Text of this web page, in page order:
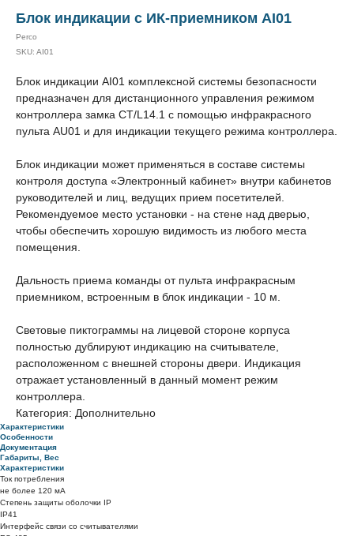
Блок индикации с ИК-приемником AI01
Perco
SKU: AI01
Блок индикации AI01 комплексной системы безопасности
предназначен для дистанционного управления режимом
контроллера замка CT/L14.1 с помощью инфракрасного
пульта AU01 и для индикации текущего режима контроллера.
Блок индикации может применяться в составе системы
контроля доступа «Электронный кабинет» внутри кабинетов
руководителей и лиц, ведущих прием посетителей.
Рекомендуемое место установки - на стене над дверью,
чтобы обеспечить хорошую видимость из любого места
помещения.
Дальность приема команды от пульта инфракрасным
приемником, встроенным в блок индикации - 10 м.
Световые пиктограммы на лицевой стороне корпуса
полностью дублируют индикацию на считывателе,
расположенном с внешней стороны двери. Индикация
отражает установленный в данный момент режим
контроллера.
Категория: Дополнительно
Характеристики
Особенности
Документация
Габариты, Вес
Характеристики
Ток потребления
не более 120 мА
Степень защиты оболочки IP
IP41
Интерфейс связи со считывателями